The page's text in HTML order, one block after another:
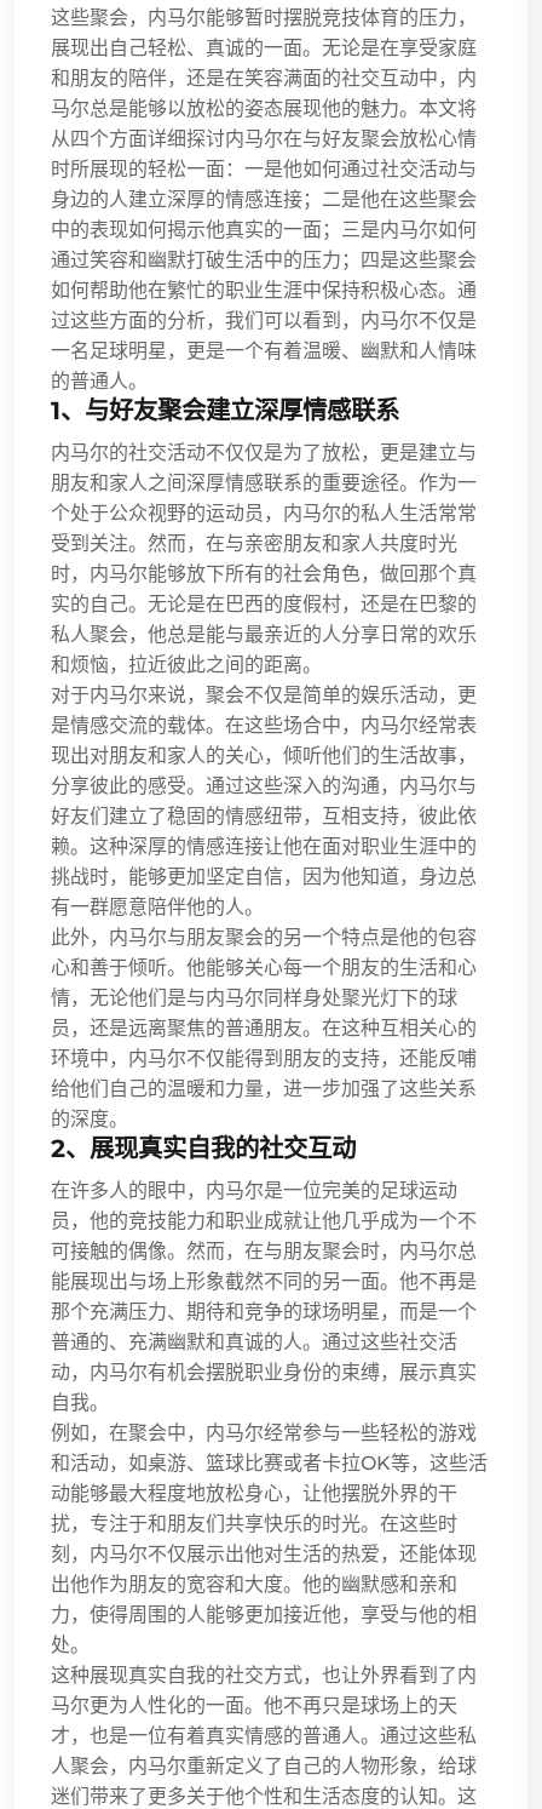
这些聚会，内马尔能够暂时摆脱竞技体育的压力，
展现出自己轻松、真诚的一面。无论是在享受家庭
和朋友的陪伴，还是在笑容满面的社交互动中，内
马尔总是能够以放松的姿态展现他的魅力。本文将
从四个方面详细探讨内马尔在与好友聚会放松心情
时所展现的轻松一面：一是他如何通过社交活动与
身边的人建立深厚的情感连接；二是他在这些聚会
中的表现如何揭示他真实的一面；三是内马尔如何
通过笑容和幽默打破生活中的压力；四是这些聚会
如何帮助他在繁忙的职业生涯中保持积极心态。通
过这些方面的分析，我们可以看到，内马尔不仅是
一名足球明星，更是一个有着温暖、幽默和人情味
的普通人。
1、与好友聚会建立深厚情感联系
内马尔的社交活动不仅仅是为了放松，更是建立与
朋友和家人之间深厚情感联系的重要途径。作为一
个处于公众视野的运动员，内马尔的私人生活常常
受到关注。然而，在与亲密朋友和家人共度时光
时，内马尔能够放下所有的社会角色，做回那个真
实的自己。无论是在巴西的度假村，还是在巴黎的
私人聚会，他总是能与最亲近的人分享日常的欢乐
和烦恼，拉近彼此之间的距离。
对于内马尔来说，聚会不仅是简单的娱乐活动，更
是情感交流的载体。在这些场合中，内马尔经常表
现出对朋友和家人的关心，倾听他们的生活故事，
分享彼此的感受。通过这些深入的沟通，内马尔与
好友们建立了稳固的情感纽带，互相支持，彼此依
赖。这种深厚的情感连接让他在面对职业生涯中的
挑战时，能够更加坚定自信，因为他知道，身边总
有一群愿意陪伴他的人。
此外，内马尔与朋友聚会的另一个特点是他的包容
心和善于倾听。他能够关心每一个朋友的生活和心
情，无论他们是与内马尔同样身处聚光灯下的球
员，还是远离聚焦的普通朋友。在这种互相关心的
环境中，内马尔不仅能得到朋友的支持，还能反哺
给他们自己的温暖和力量，进一步加强了这些关系
的深度。
2、展现真实自我的社交互动
在许多人的眼中，内马尔是一位完美的足球运动
员，他的竞技能力和职业成就让他几乎成为一个不
可接触的偶像。然而，在与朋友聚会时，内马尔总
能展现出与场上形象截然不同的另一面。他不再是
那个充满压力、期待和竞争的球场明星，而是一个
普通的、充满幽默和真诚的人。通过这些社交活
动，内马尔有机会摆脱职业身份的束缚，展示真实
自我。
例如，在聚会中，内马尔经常参与一些轻松的游戏
和活动，如桌游、篮球比赛或者卡拉OK等，这些活
动能够最大程度地放松身心，让他摆脱外界的干
扰，专注于和朋友们共享快乐的时光。在这些时
刻，内马尔不仅展示出他对生活的热爱，还能体现
出他作为朋友的宽容和大度。他的幽默感和亲和
力，使得周围的人能够更加接近他，享受与他的相
处。
这种展现真实自我的社交方式，也让外界看到了内
马尔更为人性化的一面。他不再只是球场上的天
才，也是一位有着真实情感的普通人。通过这些私
人聚会，内马尔重新定义了自己的人物形象，给球
迷们带来了更多关于他个性和生活态度的认知。这